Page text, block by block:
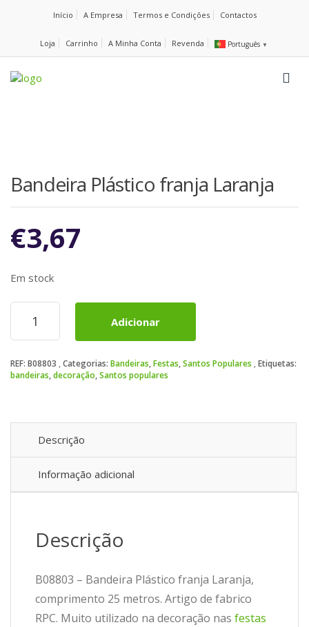
Início A Empresa Termos e Condições Contactos
Loja Carrinho A Minha Conta Revenda Português ▼
Bandeira Plástico franja Laranja
€3,67
Em stock
Quantidade
Bandeira
franja
Laranja
Adicionar
REF: B08803 Categorias: Bandeiras,Festas,Santos Populares Etiquetas:
bandeiras,decoração,Santos populares
Descrição
Informação adicional
Descrição
B08803 – Bandeira Plástico franja Laranja,
comprimento 25 metros. Artigo de fabrico
RPC. Muito utilizado na decoração nas festas